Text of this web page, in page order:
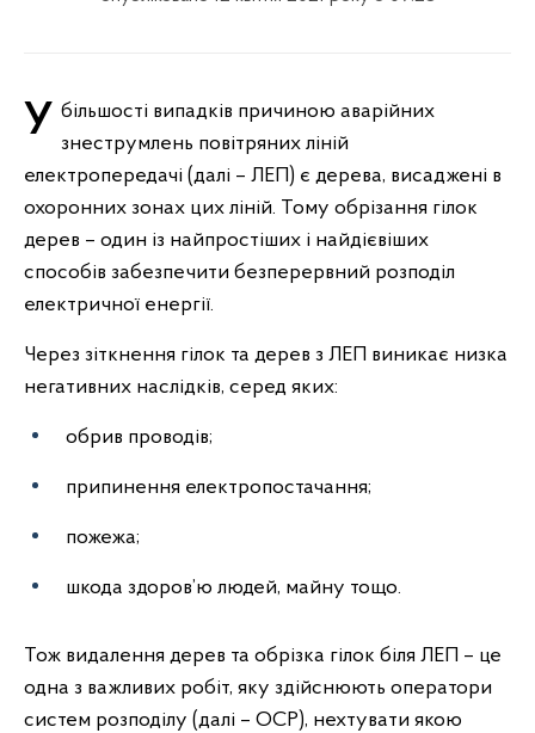
У більшості випадків причиною аварійних знеструмлень повітряних ліній
електропередачі (далі – ЛЕП) є дерева, висаджені в
охоронних зонах цих ліній. Тому обрізання гілок
дерев – один із найпростіших і найдієвіших
способів забезпечити безперервний розподіл
електричної енергії.
Через зіткнення гілок та дерев з ЛЕП виникає низка
негативних наслідків, серед яких:
обрив проводів;
припинення електропостачання;
пожежа;
шкода здоров’ю людей, майну тощо.
Тож видалення дерев та обрізка гілок біля ЛЕП – це
одна з важливих робіт, яку здійснюють оператори
систем розподілу (далі – ОСР), нехтувати якою